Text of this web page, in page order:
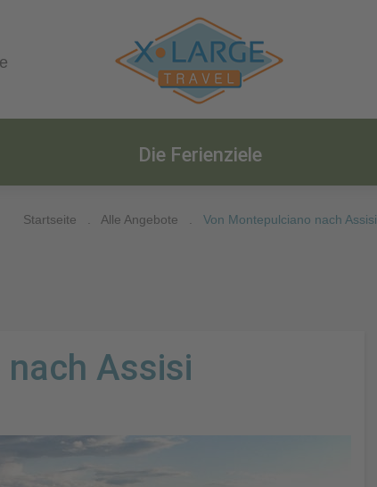
Die Ferienziele
Startseite Alle Angebote Von Montepulciano nach Assisi
Assisi